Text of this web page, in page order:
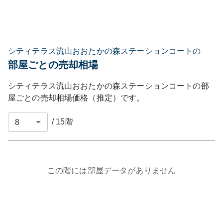
シティテラス流山おおたかの森ステーションコートの
部屋ごとの売却相場
シティテラス流山おおたかの森ステーションコートの部
屋ごとの売却相場価格（推定）です。
/ 15階
この階には部屋データがありません